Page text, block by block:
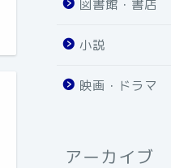
図書館・書店
小説
映画・ドラマ
アーカイブ